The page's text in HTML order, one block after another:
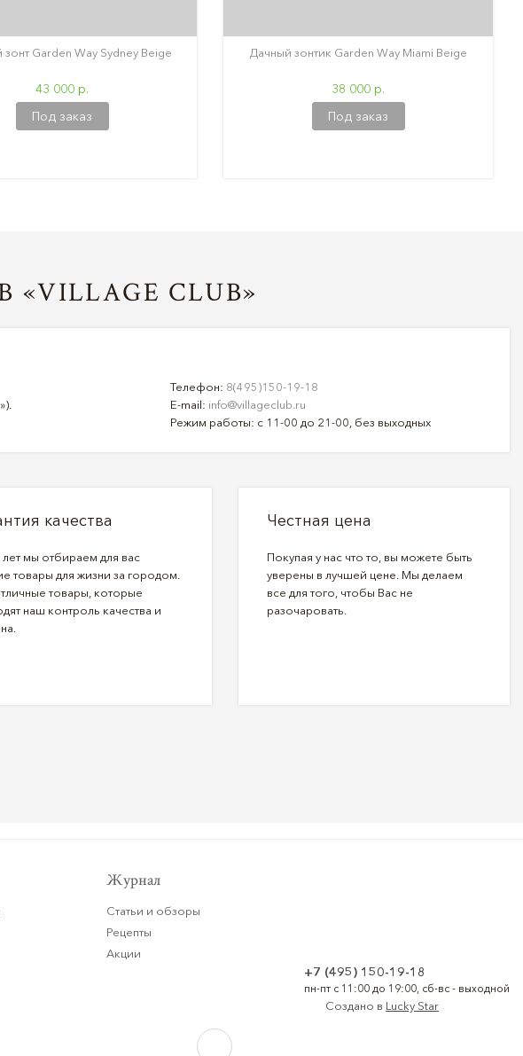
Garden Way Sydney Beige
43 000 р.
Под заказ
Дачный зонтик Garden Way Miami Beige
38 000 р.
Под заказ
CLUB»
Телефон: 8(495)150-19-18
E-mail: info@villageclub.ru
Режим работы: с 11-00 до 21-00, без выходных
качества
мы отбираем для вас
товары для жизни за городом.
товары, которые
наш контроль качества и
Честная цена
Покупая у нас что то, вы можете быть
уверены в лучшей цене. Мы делаем
все для того, чтобы Вас не
разочаровать.
Журнал
Статьи и обзоры
Рецепты
Акции
+7 (495) 150-19-18
пн-пт с 11:00 до 19:00, сб-вс - выходной
Создано в Lucky Star